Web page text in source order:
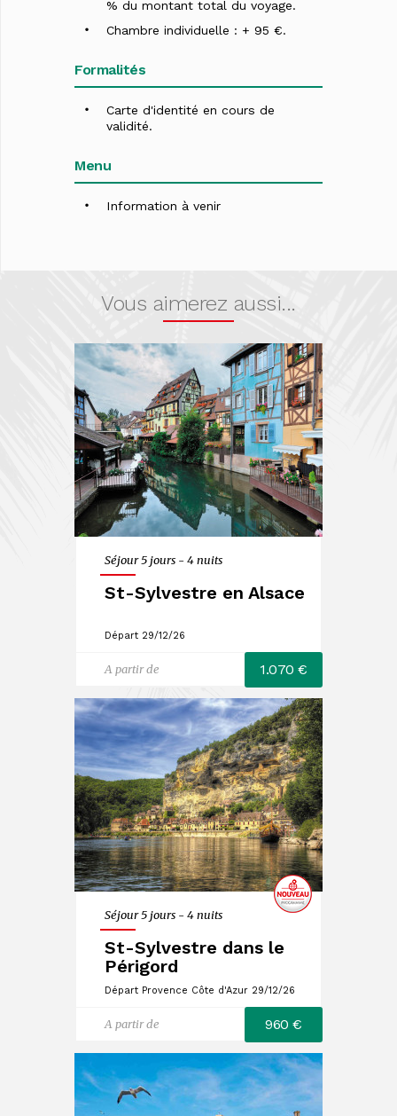
% du montant total du voyage.
Chambre individuelle : + 95 €.
Formalités
Carte d'identité en cours de
validité.
Menu
Information à venir
Vous aimerez aussi...
Séjour 5 jours - 4 nuits
St-Sylvestre en Alsace
Départ 29/12/26
A partir de 1.070 €
Séjour 5 jours - 4 nuits
St-Sylvestre dans le
Périgord
Départ Provence Côte d'Azur 29/12/26
A partir de 960 €